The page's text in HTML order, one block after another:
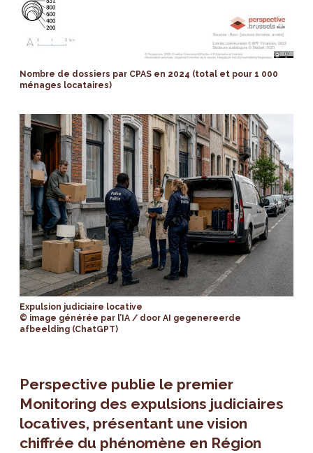
Nombre de dossiers par CPAS en 2024 (total et pour 1 000
ménages locataires)
Expulsion judiciaire locative
© image générée par l’IA / door AI gegenereerde
afbeelding (ChatGPT)
Perspective publie le premier
Monitoring des expulsions judiciaires
locatives, présentant une vision
chiffrée du phénomène en Région